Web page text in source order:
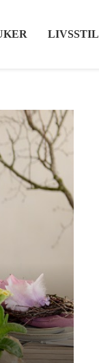
LIVSSTIL